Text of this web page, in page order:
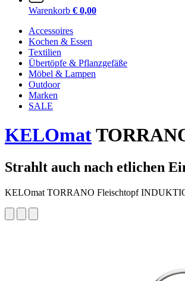
Warenkorb € 0,00
Accessoires
Kochen & Essen
Textilien
Übertöpfe & Pflanzgefäße
Möbel & Lampen
Outdoor
Marken
SALE
KELOmat
Strahlt auch nach etlichen
KELOmat TORRANO Fleischtopf